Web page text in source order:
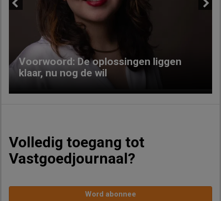
Voorwoord: De oplossingen liggen
klaar, nu nog de wil
Volledig toegang tot
Vastgoedjournaal?
Word abonnee